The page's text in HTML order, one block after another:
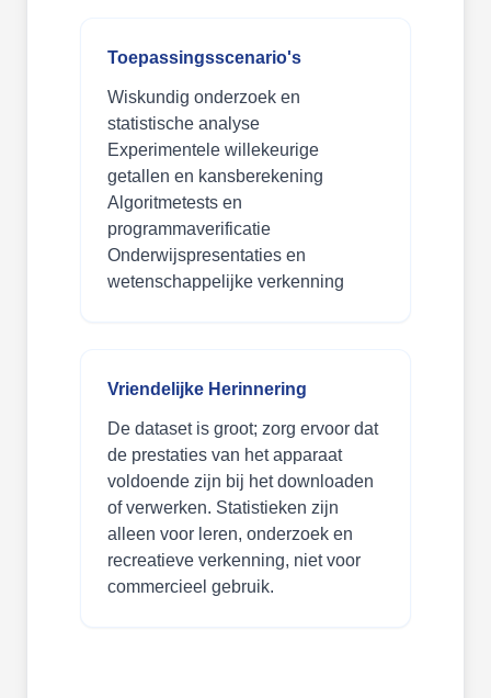
Toepassingsscenario's
Wiskundig onderzoek en
statistische analyse
Experimentele willekeurige
getallen en kansberekening
Algoritmetests en
programmaverificatie
Onderwijspresentaties en
wetenschappelijke verkenning
Vriendelijke Herinnering
De dataset is groot; zorg ervoor dat
de prestaties van het apparaat
voldoende zijn bij het downloaden
of verwerken. Statistieken zijn
alleen voor leren, onderzoek en
recreatieve verkenning, niet voor
commercieel gebruik.